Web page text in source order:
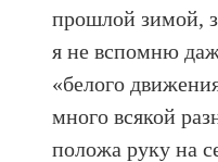
прошлой зимой,
я не вспомню
«белого
много всякой
положа руку на